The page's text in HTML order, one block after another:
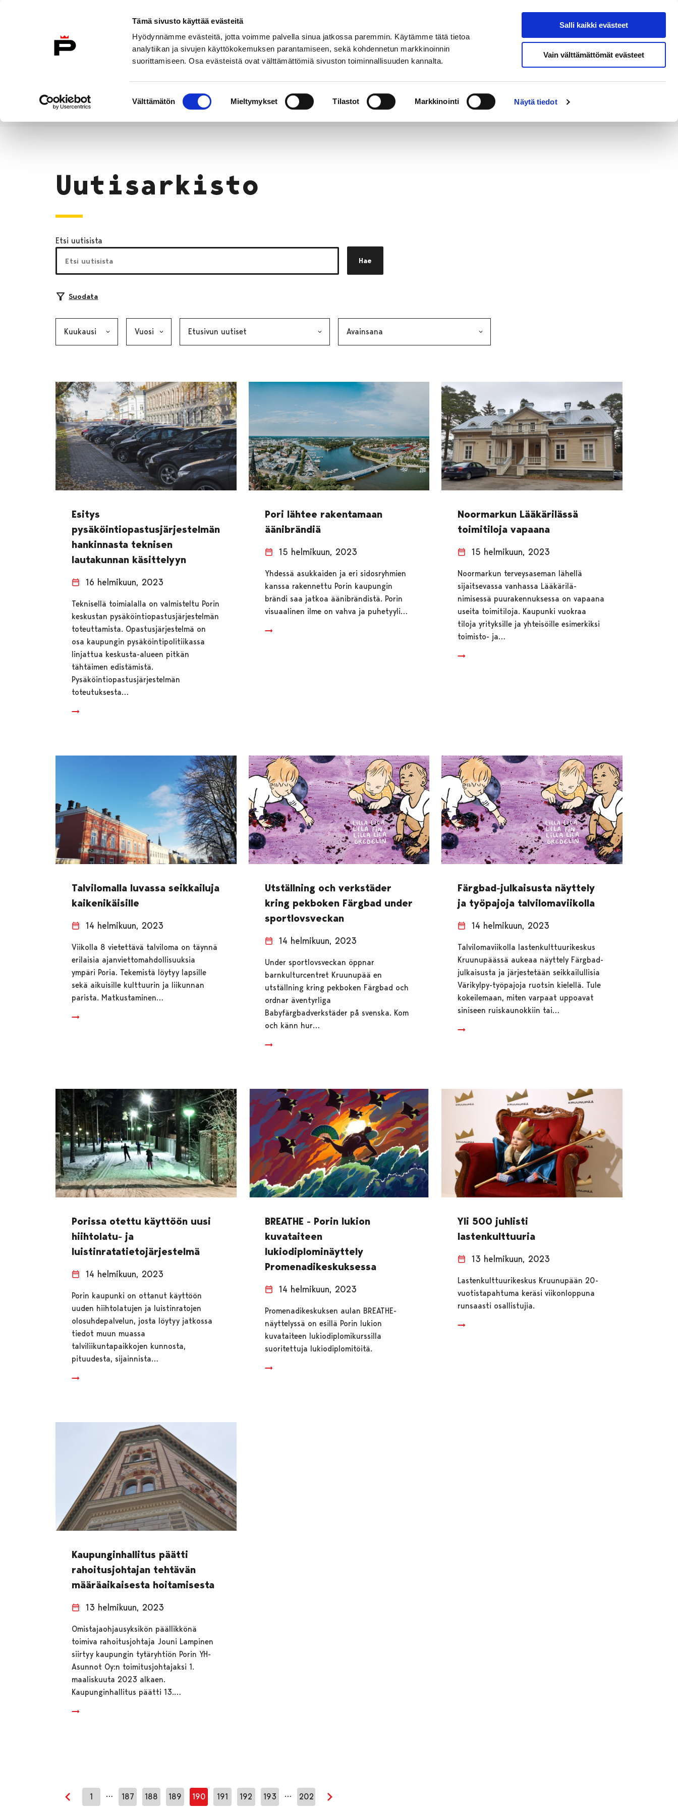
Tämä sivusto käyttää evästeitä
Hyödynnämme evästeitä, jotta voimme palvella sinua jatkossa paremmin. Käytämme tätä tietoa
analytiikan ja sivujen käyttökokemuksen parantamiseen, sekä kohdennetun markkinoinnin
suorittamiseen. Osa evästeistä ovat välttämättömiä sivuston toiminnallisuuden kannalta.
valinta
Välttämätön Mieltymykset Tilastot Markkinointi Näytä tiedot
Salli kaikki evästeet
Vain välttämättömät evästeet
Etusivulle
Hae sivustolta
Etusivu
Uutisarkisto
Etsi uutisista
Hae
Suodata
Esitys
pysäköintiopastusjärjestelmän
hankinnasta teknisen
lautakunnan käsittelyyn
16 helmikuun, 2023
Teknisellä toimialalla on valmisteltu Porin
keskustan pysäköintiopastusjärjestelmän
toteuttamista. Opastusjärjestelmä on
osa kaupungin pysäköintipolitiikassa
linjattua keskusta-alueen pitkän
tähtäimen edistämistä.
Pysäköintiopastusjärjestelmän
toteutuksesta…
Pori lähtee rakentamaan
äänibrändiä
15 helmikuun, 2023
Yhdessä asukkaiden ja eri sidosryhmien
kanssa rakennettu Porin kaupungin
brändi saa jatkoa äänibrändistä. Porin
visuaalinen ilme on vahva ja puhetyyli…
Noormarkun Lääkärilässä
toimitiloja vapaana
15 helmikuun, 2023
Noormarkun terveysaseman lähellä
sijaitsevassa vanhassa Lääkärilä-
nimisessä puurakennuksessa on vapaana
useita toimitiloja. Kaupunki vuokraa
tiloja yrityksille ja yhteisöille esimerkiksi
toimisto- ja…
Talvilomalla luvassa seikkailuja
kaikenikäisille
14 helmikuun, 2023
Viikolla 8 vietettävä talviloma on täynnä
erilaisia ajanviettomahdollisuuksia
ympäri Poria. Tekemistä löytyy lapsille
sekä aikuisille kulttuurin ja liikunnan
parista. Matkustaminen…
Utställning och verkstäder
kring pekboken Färgbad under
sportlovsveckan
14 helmikuun, 2023
Under sportlovsveckan öppnar
barnkulturcentret Kruunupää en
utställning kring pekboken Färgbad och
ordnar äventyrliga
Babyfärgbadverkstäder på svenska. Kom
och känn hur…
Färgbad-julkaisusta näyttely
ja työpajoja talvilomaviikolla
14 helmikuun, 2023
Talvilomaviikolla lastenkulttuurikeskus
Kruunupäässä aukeaa näyttely Färgbad-
julkaisusta ja järjestetään seikkailullisia
Värikylpy-työpajoja ruotsin kielellä. Tule
kokeilemaan, miten varpaat uppoavat
siniseen ruiskaunokkiin tai…
Porissa otettu käyttöön uusi
hiihtolatu- ja
luistinratatietojärjestelmä
14 helmikuun, 2023
Porin kaupunki on ottanut käyttöön
uuden hiihtolatujen ja luistinratojen
olosuhdepalvelun, josta löytyy jatkossa
tiedot muun muassa
talviliikuntapaikkojen kunnosta,
pituudesta, sijainnista…
BREATHE - Porin lukion
kuvataiteen
lukiodiplominäyttely
Promenadikeskuksessa
14 helmikuun, 2023
Promenadikeskuksen aulan BREATHE-
näyttelyssä on esillä Porin lukion
kuvataiteen lukiodiplomikurssilla
suoritettuja lukiodiplomitöitä.
Yli 500 juhlisti
lastenkulttuuria
13 helmikuun, 2023
Lastenkulttuurikeskus Kruunupään 20-
vuotistapahtuma keräsi viikonloppuna
runsaasti osallistujia.
Kaupunginhallitus päätti
rahoitusjohtajan tehtävän
määräaikaisesta hoitamisesta
13 helmikuun, 2023
Omistajaohjausyksikön päällikkönä
toimiva rahoitusjohtaja Jouni Lampinen
siirtyy kaupungin tytäryhtiön Porin YH-
Asunnot Oy:n toimitusjohtajaksi 1.
maaliskuuta 2023 alkaen.
Kaupunginhallitus päätti 13.…
Edellinen sivu
1 … 187 188 189 190 191 192 193 … 202